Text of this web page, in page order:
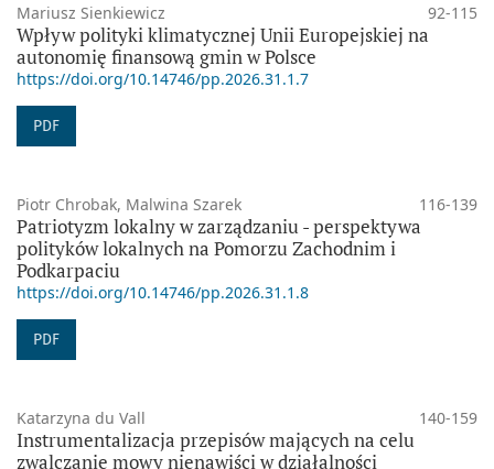
Mariusz Sienkiewicz 92-115
Wpływ polityki klimatycznej Unii Europejskiej na
autonomię finansową gmin w Polsce
https://doi.org/10.14746/pp.2026.31.1.7
PDF
Piotr Chrobak, Malwina Szarek 116-139
Patriotyzm lokalny w zarządzaniu - perspektywa
polityków lokalnych na Pomorzu Zachodnim i
Podkarpaciu
https://doi.org/10.14746/pp.2026.31.1.8
PDF
Katarzyna du Vall 140-159
Instrumentalizacja przepisów mających na celu
zwalczanie mowy nienawiści w działalności